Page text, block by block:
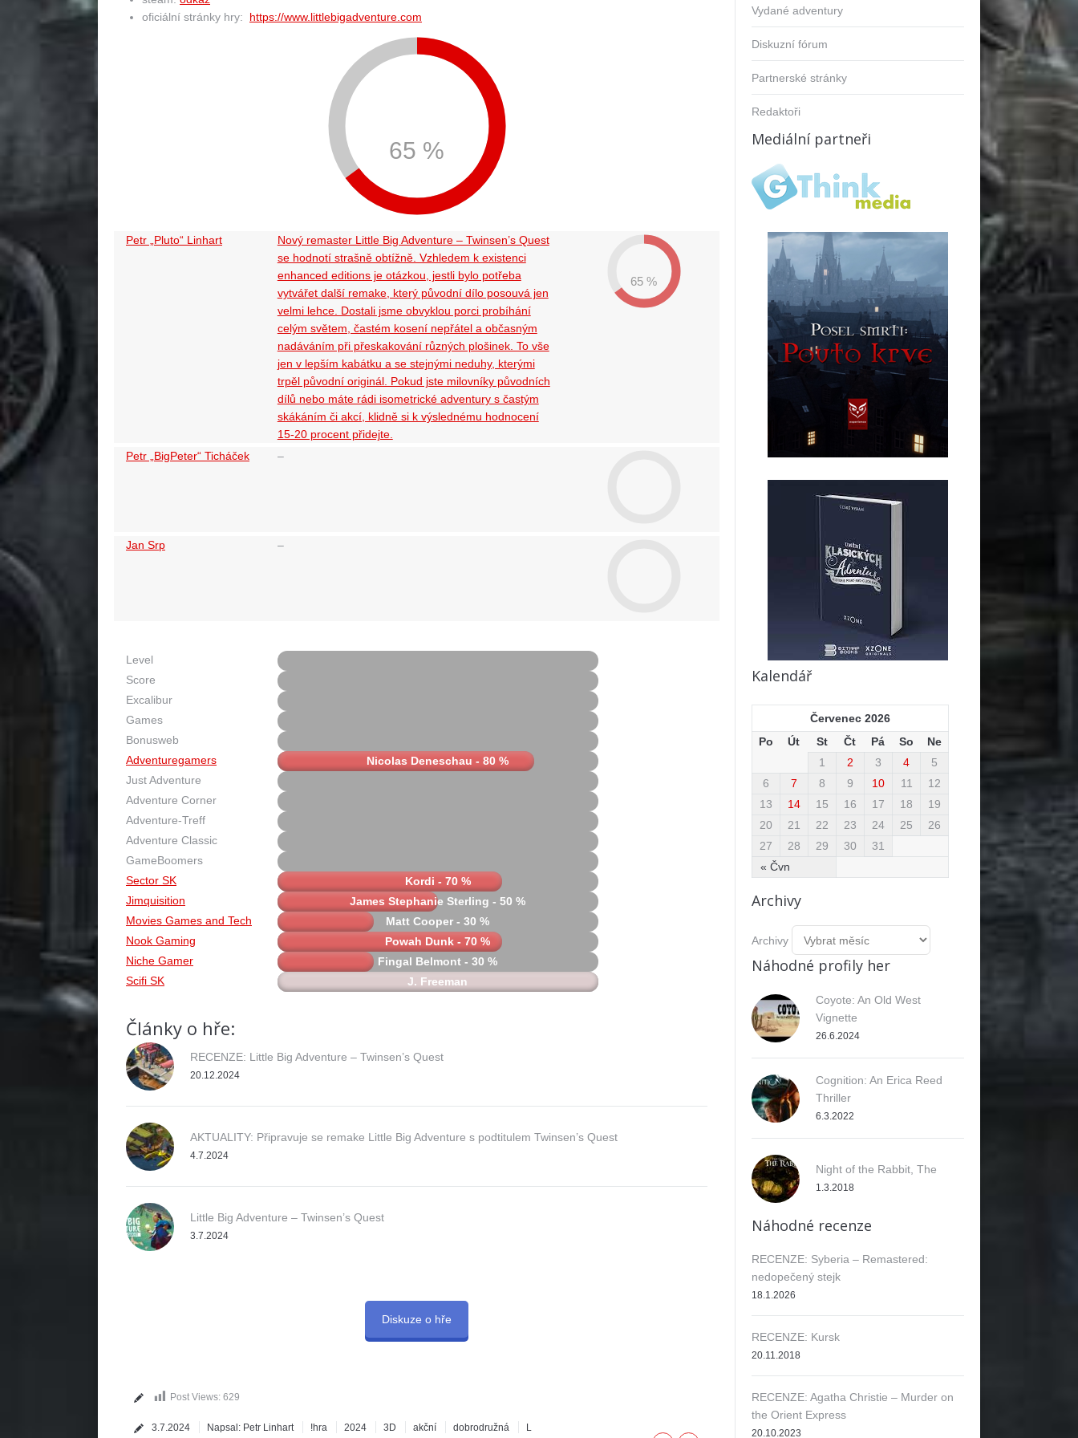
oficiální stránky hry: https://www.littlebigadventure.com
65 %
Petr „Pluto“ Linhart
Nový remaster Little Big Adventure – Twinsen’s Quest
se hodnotí strašně obtížně. Vzhledem k existenci
enhanced editions je otázkou, jestli bylo potřeba
vytvářet další remake, který původní dílo posouvá jen
velmi lehce. Dostali jsme obvyklou porci probíhání
celým světem, častém kosení nepřátel a občasným
nadáváním při přeskakování různých plošinek. To vše
jen v lepším kabátku a se stejnými neduhy, kterými
trpěl původní originál. Pokud jste milovníky původních
dílů nebo máte rádi isometrické adventury s častým
skákáním či akcí, klidně si k výslednému hodnocení
15-20 procent přidejte.
65 %
Petr „BigPeter“ Ticháček –
Jan Srp –
Level
Score
Excalibur
Games
Bonusweb
Adventuregamers
Nicolas Deneschau - 80 %
Just Adventure
Adventure Corner
Adventure-Treff
Adventure Classic
GameBoomers
Sector SK
Kordi - 70 %
Jimquisition
James Stephanie Sterling - 50 %
Movies Games and Tech
Matt Cooper - 30 %
Nook Gaming
Powah Dunk - 70 %
Niche Gamer
Fingal Belmont - 30 %
Scifi SK
J. Freeman
Články o hře:
RECENZE: Little Big Adventure – Twinsen’s Quest
20.12.2024
AKTUALITY: Připravuje se remake Little Big Adventure s podtitulem Twinsen’s Quest
4.7.2024
Little Big Adventure – Twinsen’s Quest
3.7.2024
Diskuze o hře
Post Views: 629
3.7.2024 Napsal: Petr Linhart !hra 2024 3D akční dobrodružná L
Vydané adventury
Diskuzní fórum
Partnerské stránky
Redaktoři
Mediální partneři
Kalendář
Červenec 2026
Po
Út St Čt Pá So Ne
« Čvn
1 2 3 4
5
6
7 8 9 10 11
12
13
14 15 16 17 18
19
20
21 22 23 24 25
26
27
28 29 30 31
Archivy
Archivy
Náhodné profily her
Coyote: An Old West
Vignette
26.6.2024
Cognition: An Erica Reed
Thriller
6.3.2022
Night of the Rabbit, The
1.3.2018
Náhodné recenze
RECENZE: Syberia – Remastered:
nedopečený stejk
18.1.2026
RECENZE: Kursk
20.11.2018
RECENZE: Agatha Christie – Murder on
the Orient Express
20.10.2023